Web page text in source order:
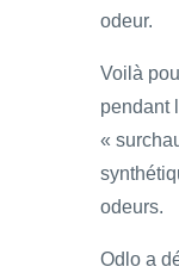
odeur.
Voilà
pendant
«
odeurs.
Odlo a